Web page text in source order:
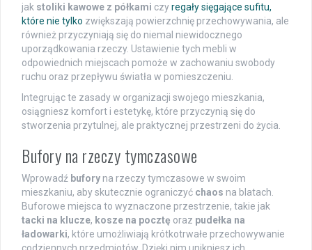
jak stoliki kawowe z półkami czyregały sięgające sufitu,
które nie tylko zwiększają powierzchnię przechowywania, ale
również przyczyniają się do niemal niewidocznego
uporządkowania rzeczy. Ustawienie tych mebli w
odpowiednich miejscach pomoże w zachowaniu swobody
ruchu oraz przepływu światła w pomieszczeniu.
Integrując te zasady w organizacji swojego mieszkania,
osiągniesz komfort i estetykę, które przyczynią się do
stworzenia przytulnej, ale praktycznej przestrzeni do życia.
Bufory na rzeczy tymczasowe
Wprowadź bufory na rzeczy tymczasowe w swoim
mieszkaniu, aby skutecznie ograniczyć chaos na blatach.
Buforowe miejsca to wyznaczone przestrzenie, takie jak
tacki na klucze, kosze na pocztę oraz pudełka na
ładowarki, które umożliwiają krótkotrwałe przechowywanie